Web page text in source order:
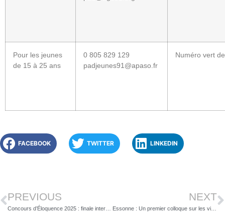
Pour les jeunes
de 15 à 25 ans
0 805 829 129
padjeunes91@apaso.fr
Numéro vert
FACEBOOK TWITTER LINKEDIN
PREVIOUS NEXT
Essonne : Un premier colloque sur les violences intra-familiales, entre droit, réflexion et engagement collectif